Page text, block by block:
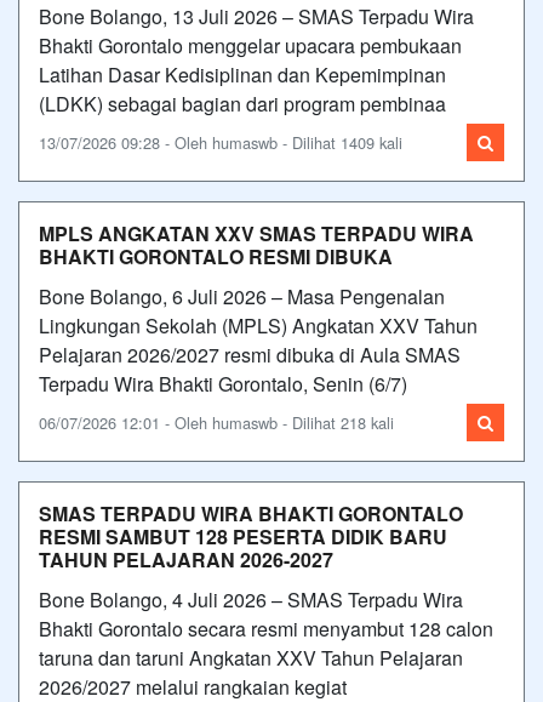
Bone Bolango, 13 Juli 2026 – SMAS Terpadu Wira
Bhakti Gorontalo menggelar upacara pembukaan
Latihan Dasar Kedisiplinan dan Kepemimpinan
(LDKK) sebagai bagian dari program pembinaa
13/07/2026 09:28 - Oleh humaswb - Dilihat 1409 kali
MPLS ANGKATAN XXV SMAS TERPADU WIRA
BHAKTI GORONTALO RESMI DIBUKA
Bone Bolango, 6 Juli 2026 – Masa Pengenalan
Lingkungan Sekolah (MPLS) Angkatan XXV Tahun
Pelajaran 2026/2027 resmi dibuka di Aula SMAS
Terpadu Wira Bhakti Gorontalo, Senin (6/7)
06/07/2026 12:01 - Oleh humaswb - Dilihat 218 kali
SMAS TERPADU WIRA BHAKTI GORONTALO
RESMI SAMBUT 128 PESERTA DIDIK BARU
TAHUN PELAJARAN 2026-2027
Bone Bolango, 4 Juli 2026 – SMAS Terpadu Wira
Bhakti Gorontalo secara resmi menyambut 128 calon
taruna dan taruni Angkatan XXV Tahun Pelajaran
2026/2027 melalui rangkaian kegiat